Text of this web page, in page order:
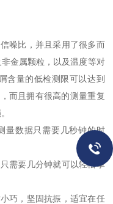
噪比，并且采用了很多而
金属颗粒，以及温度等对
含量的低检测限可以达到
而且拥有很高的测量重复
数据只需要几秒钟的时
需要几分钟就可以轻松掌
巧，坚固抗振，适宜在任